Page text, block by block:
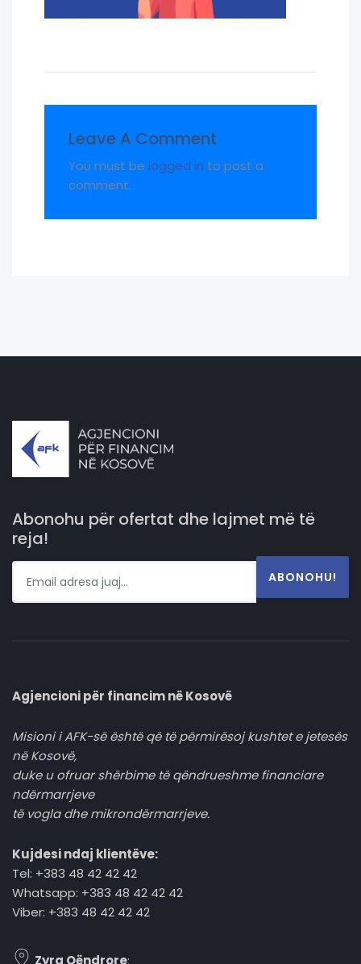
Leave A Comment
You must be logged in to post a
comment.
Abonohu për ofertat dhe lajmet më të
reja!
ABONOHU!
Agjencioni për financim në Kosovë
Misioni i AFK-së është që të përmirësoj kushtet e jetesës
në Kosovë,
duke u ofruar shërbime të qëndrueshme financiare
ndërmarrjeve
të vogla dhe mikrondërmarrjeve.
Kujdesi ndaj klientëve:
Tel: +383 48 42 42 42
Whatsapp: +383 48 42 42 42
Viber: +383 48 42 42 42
Zyra Qëndrore: